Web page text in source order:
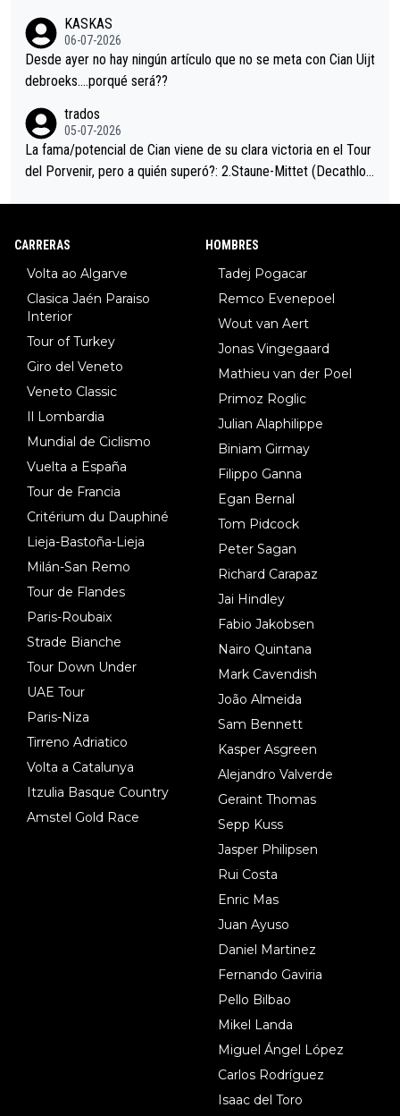
eta, a ver si por querer poner a Del Toro con calzador en posi
ción de podio UAE y Pojacar se van complicar el tour.
KASKAS
06-07-2026
Desde ayer no hay ningún artículo que no se meta con Cian Uijt
debroeks….porqué será??
trados
05-07-2026
La fama/potencial de Cian viene de su clara victoria en el Tour
del Porvenir, pero a quién superó?: 2.Staune-Mittet (Decathlon,
CARRERAS
Volta ao Algarve
Clasica Jaén Paraiso
Interior
Tour of Turkey
Giro del Veneto
Veneto Classic
Il Lombardia
Mundial de Ciclismo
Vuelta a España
Tour de Francia
Critérium du Dauphiné
Lieja-Bastoña-Lieja
Milán-San Remo
Tour de Flandes
Paris-Roubaix
Strade Bianche
Tour Down Under
UAE Tour
Paris-Niza
Tirreno Adriatico
Volta a Catalunya
Itzulia Basque Country
Amstel Gold Race
HOMBRES
Tadej Pogacar
Remco Evenepoel
Wout van Aert
Jonas Vingegaard
Mathieu van der Poel
Primoz Roglic
Julian Alaphilippe
Biniam Girmay
Filippo Ganna
Egan Bernal
Tom Pidcock
Peter Sagan
Richard Carapaz
Jai Hindley
Fabio Jakobsen
Nairo Quintana
Mark Cavendish
João Almeida
Sam Bennett
Kasper Asgreen
Alejandro Valverde
Geraint Thomas
Sepp Kuss
Jasper Philipsen
Rui Costa
Enric Mas
Juan Ayuso
Daniel Martinez
Fernando Gaviria
Pello Bilbao
Mikel Landa
Miguel Ángel López
Carlos Rodríguez
Isaac del Toro